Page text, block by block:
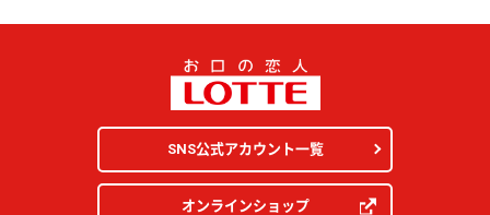
SNS公式アカウント一覧
オンラインショップ